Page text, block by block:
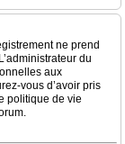
ne prend
du
aux
vous d’avoir pris
politique de vie